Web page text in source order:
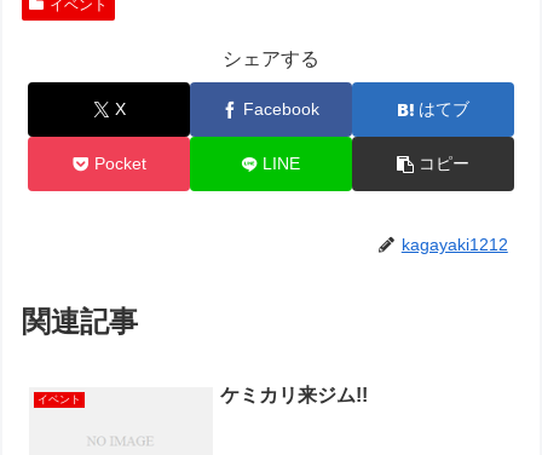
イベント
シェアする
X Facebook はてブ
Pocket LINE コピー
kagayaki1212
関連記事
イベント ケミカリ来ジム!!